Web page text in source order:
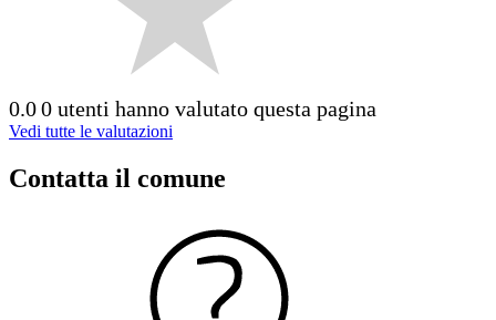
0.00 utenti hanno valutato questa pagina
Vedi tutte le valutazioni
Contatta il comune